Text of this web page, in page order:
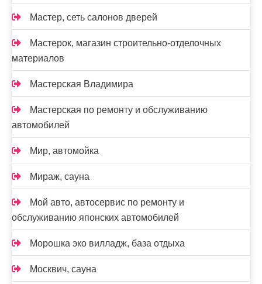
Мастер, сеть салонов дверей
Мастерок, магазин строительно-отделочных
материалов
Мастерская Владимира
Мастерская по ремонту и обслуживанию
автомобилей
Мир, автомойка
Мираж, сауна
Мой авто, автосервис по ремонту и
обслуживанию японских автомобилей
Морошка эко вилладж, база отдыха
Москвич, сауна